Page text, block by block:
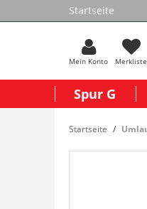
Startseite
Mein Konto Merkliste
Spur G
Startseite